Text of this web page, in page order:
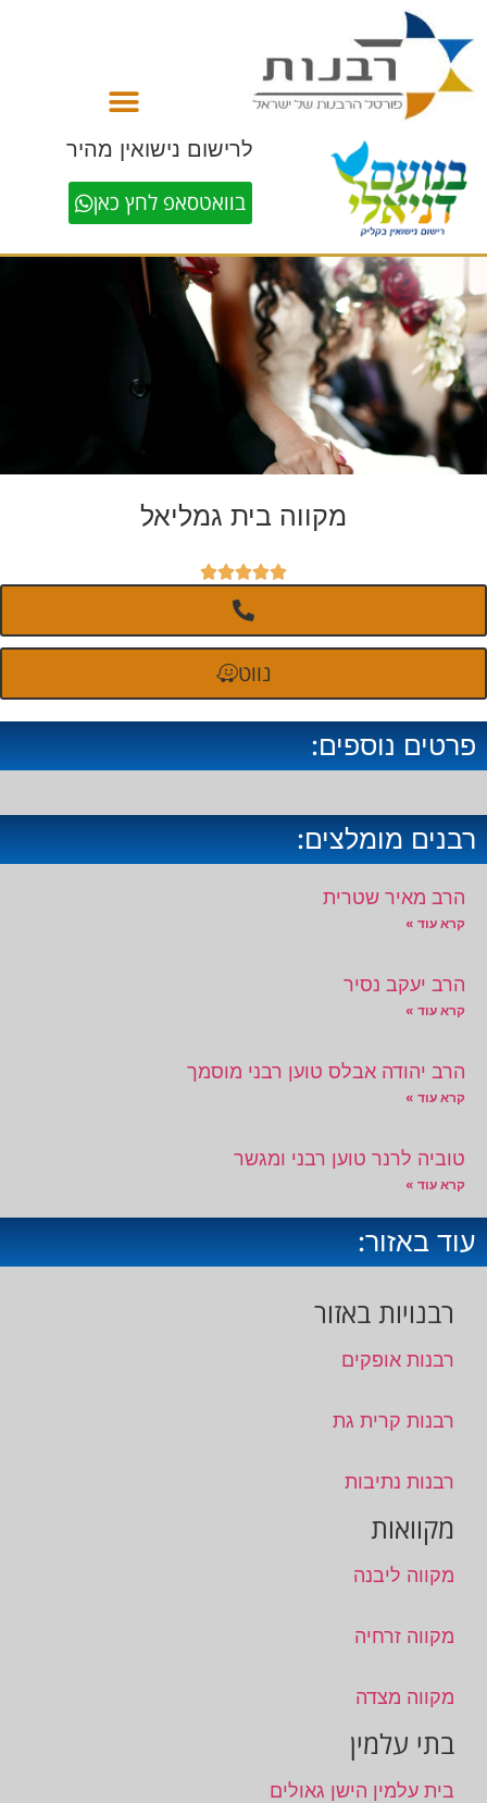
לרישום נישואין מהיר
בוואטסאפ לחץ כאן
מקווה בית גמליאל





נווט
פרטים נוספים:
רבנים מומלצים:
הרב מאיר שטרית
קרא עוד »
הרב יעקב נסיר
קרא עוד »
הרב יהודה אבלס טוען רבני מוסמך
קרא עוד »
טוביה לרנר טוען רבני ומגשר
קרא עוד »
עוד באזור:
רבנויות באזור
רבנות אופקים
רבנות קרית גת
רבנות נתיבות
מקוואות
מקווה ליבנה
מקווה זרחיה
מקווה מצדה
בתי עלמין
בית עלמין הישן גאולים